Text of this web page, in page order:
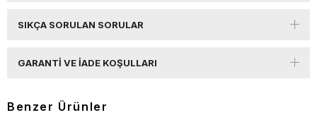
SIKÇA SORULAN SORULAR
GARANTI VE İADE KOŞULLARI
Benzer Ürünler